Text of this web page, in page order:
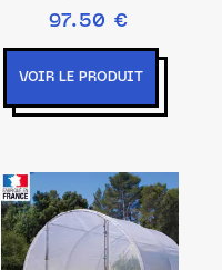
- isolant serre -
qualité premium
anti-UV 3
couches
97.50 €
VOIR LE PRODUIT